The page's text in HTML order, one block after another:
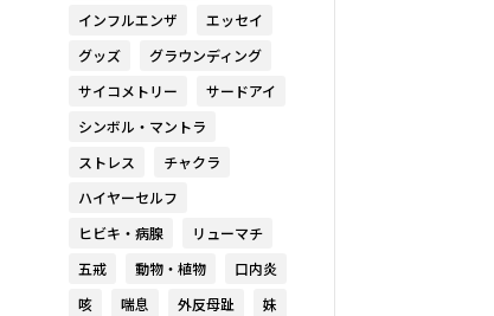
インフルエンザ
エッセイ
グッズ
グラウンディング
サイコメトリー
サードアイ
シンボル・マントラ
ストレス
チャクラ
ハイヤーセルフ
ヒビキ・病腺
リューマチ
五戒
動物・植物
口内炎
咳
喘息 外反母趾
妹